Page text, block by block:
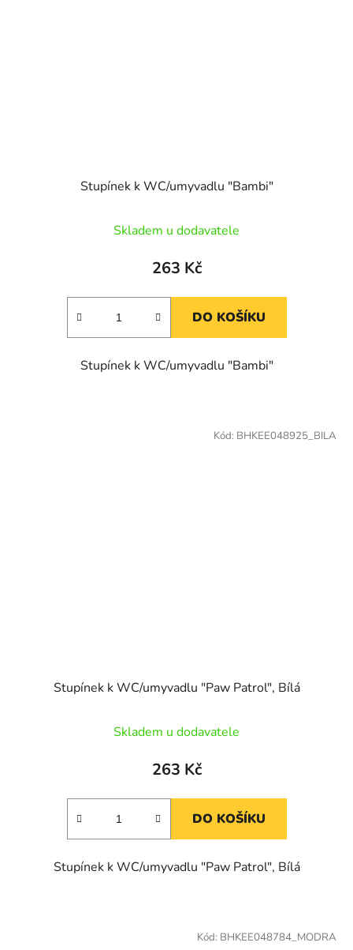
Stupínek k WC/umyvadlu "Bambi"
Skladem u dodavatele
263 Kč
DO KOŠÍKU
Stupínek k WC/umyvadlu "Bambi"
Stupínek k WC/umyvadlu "Paw Patrol", Bílá
Skladem u dodavatele
263 Kč
DO KOŠÍKU
Stupínek k WC/umyvadlu "Paw Patrol", Bílá
Kód: BHKEE048925_BILA
Kód: BHKEE048784_MODRA